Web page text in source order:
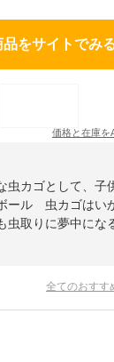
品をサイトでみ
価格と在庫を
虫カゴとして、子
ール 虫カゴはい
取りに夢中にな
全てのおすす